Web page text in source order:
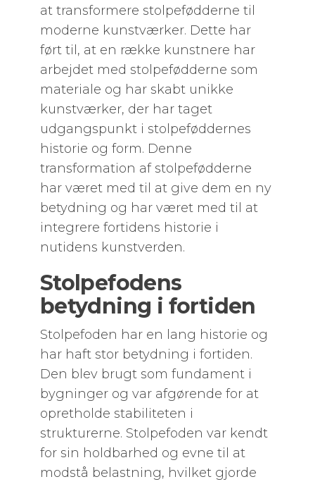
at transformere stolpefødderne til
moderne kunstværker. Dette har
ført til, at en række kunstnere har
arbejdet med stolpefødderne som
materiale og har skabt unikke
kunstværker, der har taget
udgangspunkt i stolpeføddernes
historie og form. Denne
transformation af stolpefødderne
har været med til at give dem en ny
betydning og har været med til at
integrere fortidens historie i
nutidens kunstverden.
Stolpefodens
betydning i fortiden
Stolpefoden har en lang historie og
har haft stor betydning i fortiden.
Den blev brugt som fundament i
bygninger og var afgørende for at
opretholde stabiliteten i
strukturerne. Stolpefoden var kendt
for sin holdbarhed og evne til at
modstå belastning, hvilket gjorde